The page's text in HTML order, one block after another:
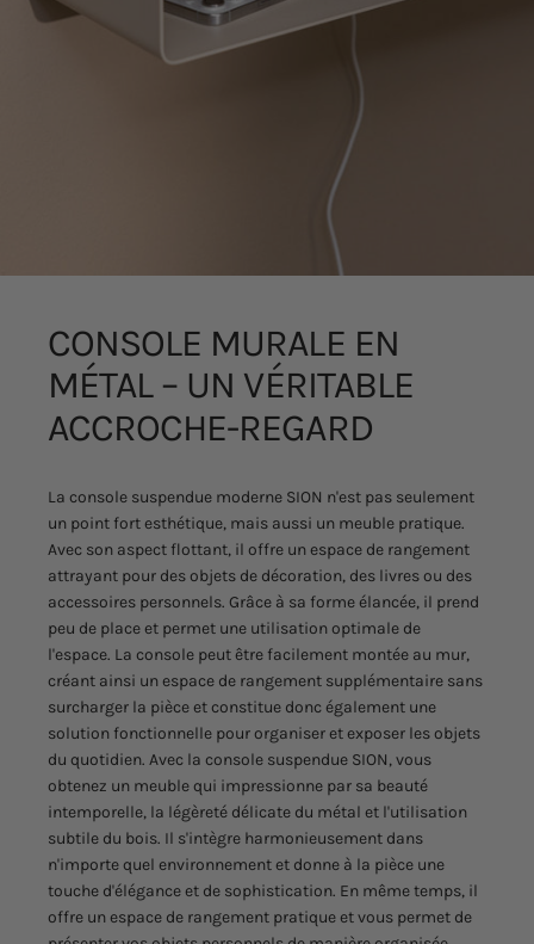
CONSOLE MURALE EN
MÉTAL – UN VÉRITABLE
ACCROCHE-REGARD
La console suspendue moderne SION n'est pas seulement
un point fort esthétique, mais aussi un meuble pratique.
Avec son aspect flottant, il offre un espace de rangement
attrayant pour des objets de décoration, des livres ou des
accessoires personnels. Grâce à sa forme élancée, il prend
peu de place et permet une utilisation optimale de
l'espace. La console peut être facilement montée au mur,
créant ainsi un espace de rangement supplémentaire sans
surcharger la pièce et constitue donc également une
solution fonctionnelle pour organiser et exposer les objets
du quotidien. Avec la console suspendue SION, vous
obtenez un meuble qui impressionne par sa beauté
intemporelle, la légèreté délicate du métal et l'utilisation
subtile du bois. Il s'intègre harmonieusement dans
n'importe quel environnement et donne à la pièce une
touche d'élégance et de sophistication. En même temps, il
offre un espace de rangement pratique et vous permet de